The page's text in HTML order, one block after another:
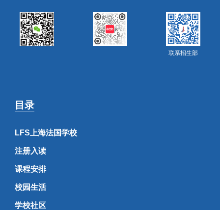
联系招生部
目录
LFS上海法国学校
注册入读
课程安排
校园生活
学校社区